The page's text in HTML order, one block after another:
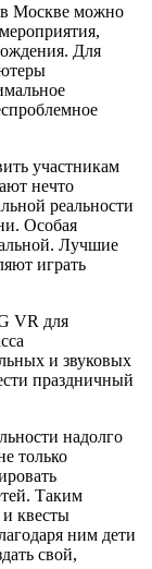
в Москве можно
Для
участникам
нечто
реальности
Особая
Лучшие
играть
VR для
и звуковых
праздничный
надолго
только
Таким
квесты
ним дети
свой,